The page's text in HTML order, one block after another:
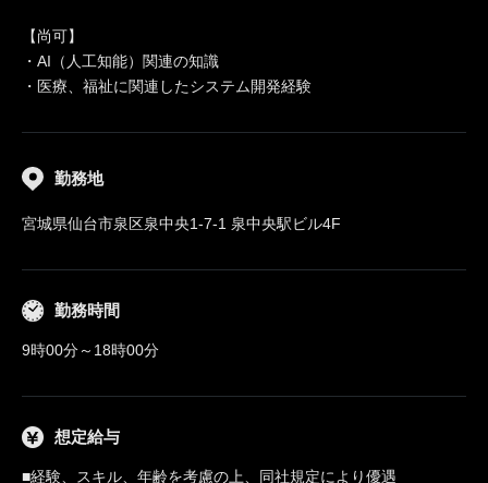
【尚可】
・AI（人工知能）関連の知識
・医療、福祉に関連したシステム開発経験
勤務地
宮城県仙台市泉区泉中央1-7-1 泉中央駅ビル4F
勤務時間
9時00分～18時00分
想定給与
■経験、スキル、年齢を考慮の上、同社規定により優遇